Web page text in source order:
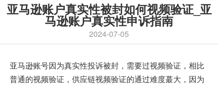
亚马逊账户真实性被封如何视频验证_亚
马逊账户真实性申诉指南
2024-07-05
亚马逊账号因为真实性投诉被封，需要过视频验证 ，相比
普通的视频验证，供应链视频验证的通过难度蕞大，因为